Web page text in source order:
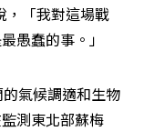
，「我對這場戰
愚蠢的事。」
氣候調適和生物
測東北部蘇梅